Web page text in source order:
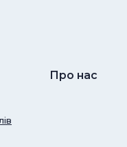
Про нас